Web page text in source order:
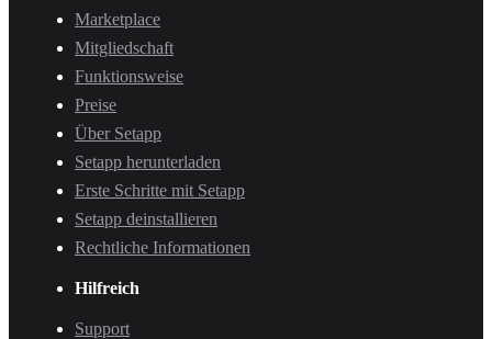
Marketplace
Mitgliedschaft
Funktionsweise
Preise
Über Setapp
Setapp herunterladen
Erste Schritte mit Setapp
Setapp deinstallieren
Rechtliche Informationen
Hilfreich
Support